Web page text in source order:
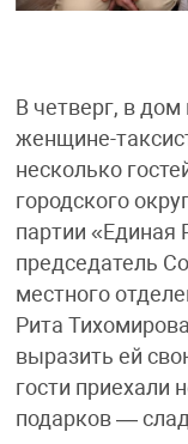
В четверг, в
женщине-
несколько
городского
партии «Единая
председатель
местного
Рита
выразить ей
гости приехали
подарков —